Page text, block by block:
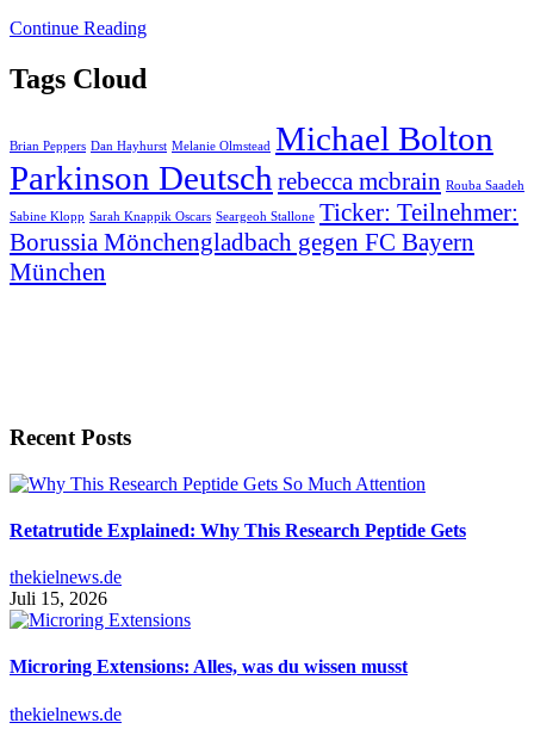
Continue Reading
Tags Cloud
Brian Peppers Dan Hayhurst Melanie Olmstead Michael Bolton
Parkinson Deutsch rebecca mcbrain Rouba Saadeh
Sabine Klopp Sarah Knappik Oscars Seargeoh Stallone Ticker: Teilnehmer:
Borussia Mönchengladbach gegen FC Bayern
München
Recent Posts
Retatrutide Explained: Why This Research Peptide Gets
thekielnews.de
Juli 15, 2026
Microring Extensions: Alles, was du wissen musst
thekielnews.de